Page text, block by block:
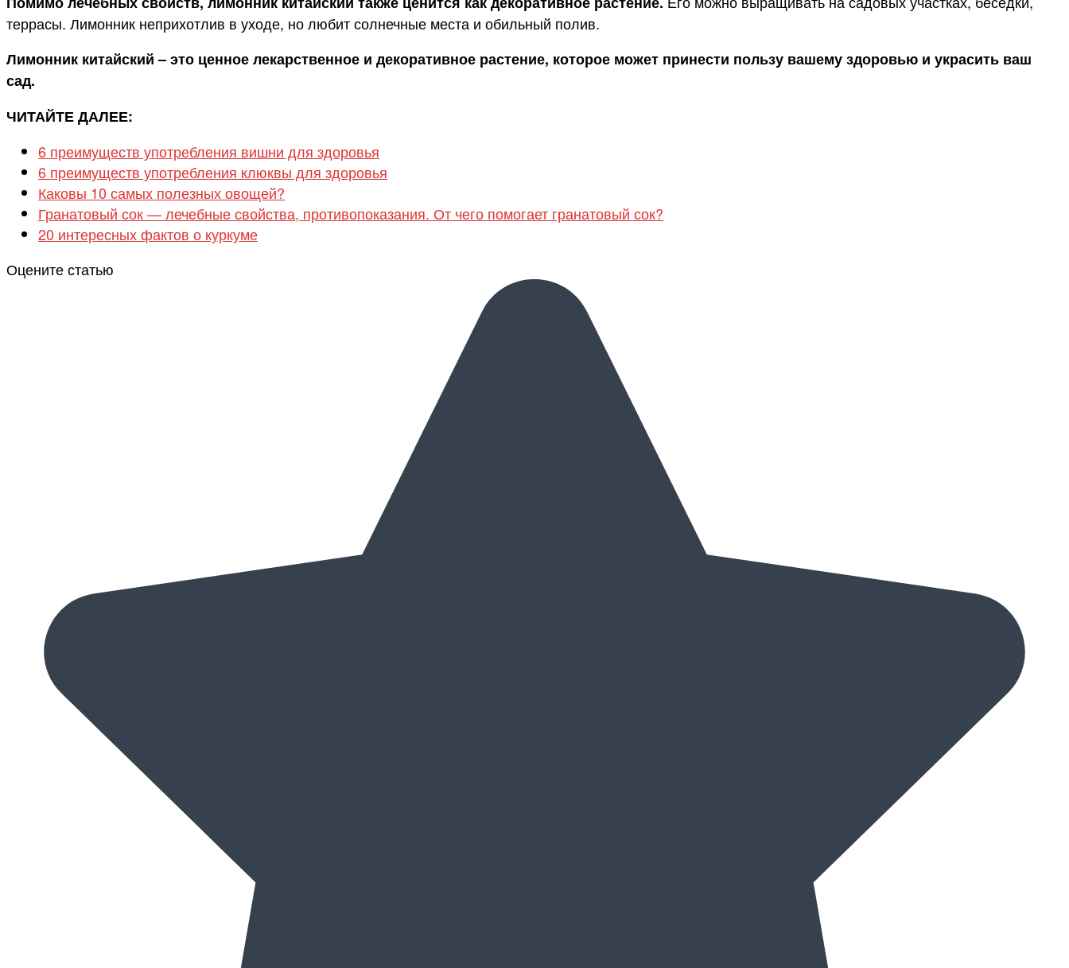
террасы. Лимонник неприхотлив в уходе, но любит солнечные места и обильный полив.
Лимонник китайский – это ценное лекарственное и декоративное растение, которое может принести пользу вашему здоровью и украсить ваш
сад.
ЧИТАЙТЕ ДАЛЕЕ:
6 преимуществ употребления вишни для здоровья
6 преимуществ употребления клюквы для здоровья
Каковы 10 самых полезных овощей?
Гранатовый сок — лечебные свойства, противопоказания. От чего помогает гранатовый сок?
20 интересных фактов о куркуме
Оцените статью